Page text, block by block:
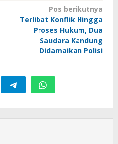
Pos berikutnya
Terlibat Konflik Hingga
Proses Hukum, Dua
Saudara Kandung
Didamaikan Polisi